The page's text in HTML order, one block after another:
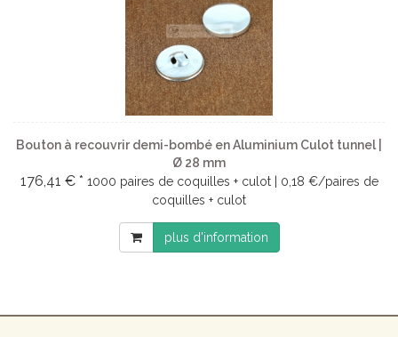
Bouton à recouvrir demi-bombé en Aluminium Culot tunnel |
Ø 28 mm
176,41 € * 1000 paires de coquilles + culot | 0,18 €/paires de
coquilles + culot
plus d'information